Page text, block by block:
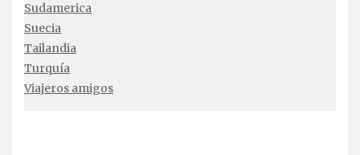
Sudamerica
Suecia
Tailandia
Turquía
Viajeros amigos